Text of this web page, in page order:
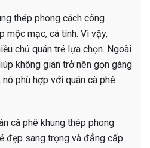
thép phong cách công
mộc mạc, cá tính. Vì vậy,
chủ quán trẻ lựa chọn. Ngoài
không gian trở nên gọn gàng
phù hợp với quán cà phê
cà phê khung thép phong
đẹp sang trọng và đẳng cấp.